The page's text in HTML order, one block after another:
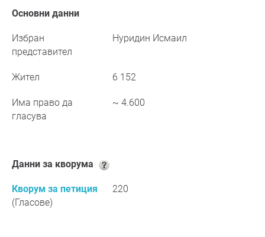
Основни данни
Избран
представител
Нуридин Исмаил
Жител 6 152
Има право да
гласува
~ 4.600
Данни за кворума
Кворум за петиция
(Гласове)
220